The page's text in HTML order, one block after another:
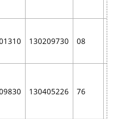
130209730 08
130405226 76